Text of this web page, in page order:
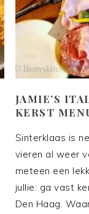
JAMIE’S
KERST
Sinterklaas is
vieren al weer
meteen een
jullie: ga vast
Den Haag.